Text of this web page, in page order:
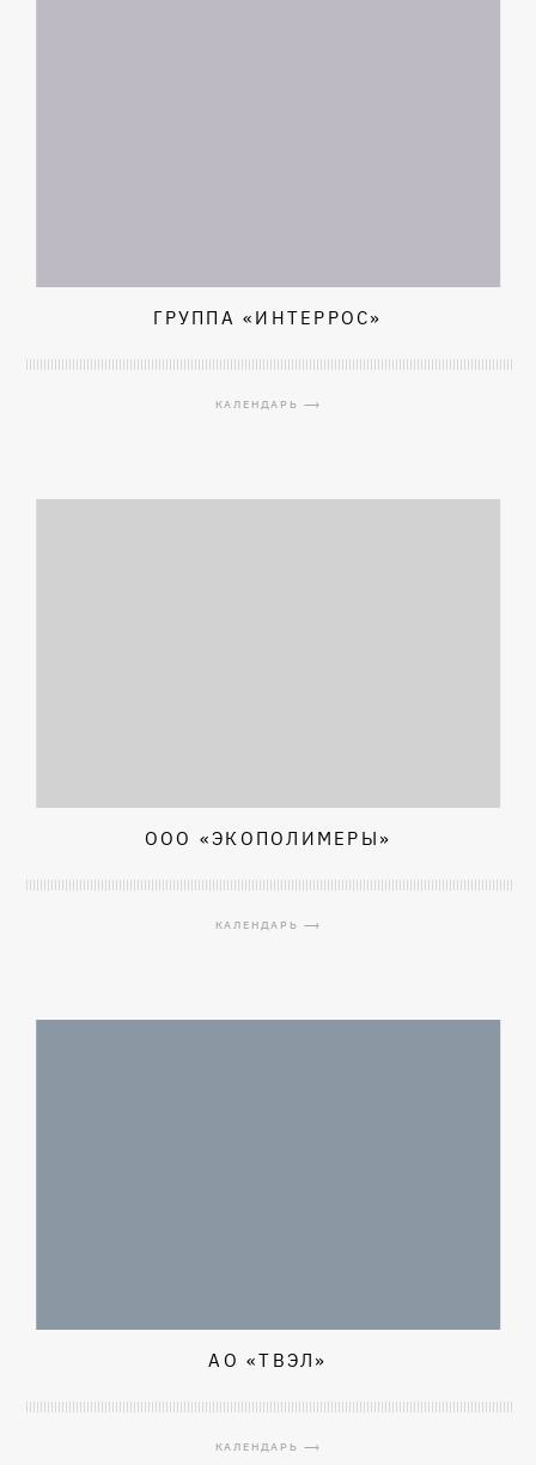
ГРУППА «ИНТЕРРОС»
КАЛЕНДАРЬ ⟶
ООО «ЭКОПОЛИМЕРЫ»
КАЛЕНДАРЬ ⟶
АО «ТВЭЛ»
КАЛЕНДАРЬ ⟶